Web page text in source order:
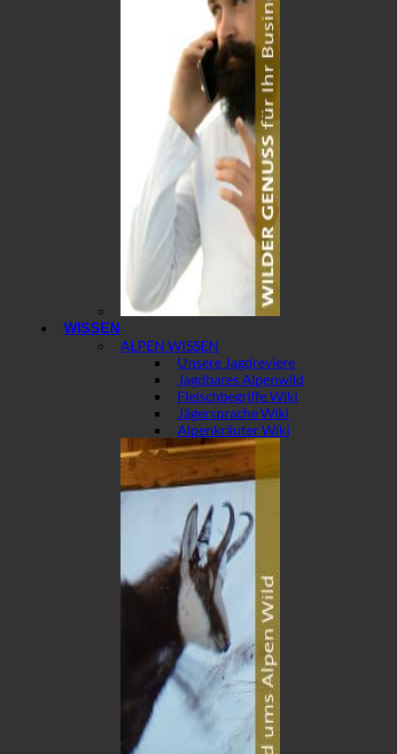
WISSEN
ALPEN WISSEN
Unsere Jagdreviere
Jagdbares Alpenwild
Fleischbegriffe Wiki
Jägersprache Wiki
Alpenkräuter Wiki